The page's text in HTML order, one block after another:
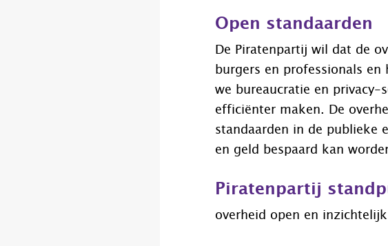
Open standaarden
De Piratenpartij wil dat de
burgers en professionals
we bureaucratie en privacy-
efficiënter maken. De
standaarden in de publieke
en geld bespaard kan
Piratenpartij
overheid open en